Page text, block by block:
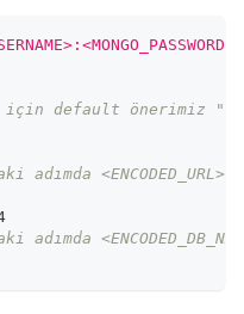
için default önerimiz